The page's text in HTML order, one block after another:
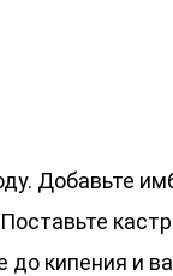
Добавьте
кипения и